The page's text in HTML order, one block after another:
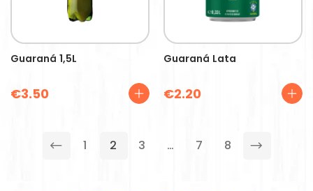
Guaraná 1,5L
€3.50
Guaraná Lata
€2.20
1 2 3 … 7 8